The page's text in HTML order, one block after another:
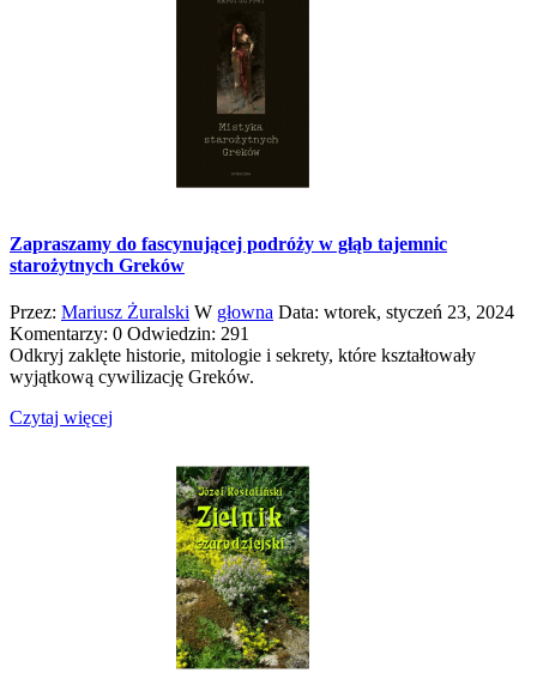
Zapraszamy do fascynującej podróży w głąb tajemnic
starożytnych Greków
Przez: Mariusz Żuralski W głowna Data: wtorek, styczeń 23, 2024
Komentarzy: 0 Odwiedzin: 291
Odkryj zaklęte historie, mitologie i sekrety, które kształtowały
wyjątkową cywilizację Greków.
Czytaj więcej